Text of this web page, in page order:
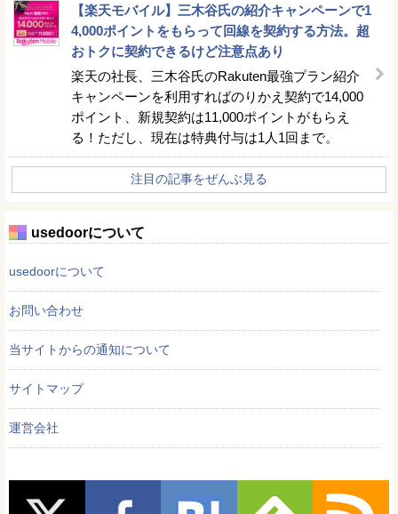
【楽天モバイル】三木谷氏の紹介キャンペーンで1
4,000ポイントをもらって回線を契約する方法。超
おトクに契約できるけど注意点あり
楽天の社長、三木谷氏のRakuten最強プラン紹介
キャンペーンを利用すればのりかえ契約で14,000
ポイント、新規契約は11,000ポイントがもらえ
る！ただし、現在は特典付与は1人1回まで。
注目の記事をぜんぶ見る
usedoorについて
usedoorについて
お問い合わせ
当サイトからの通知について
サイトマップ
運営会社